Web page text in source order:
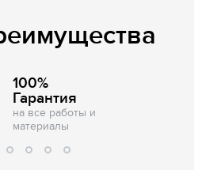
100%
Гарантия
на все работы и
материалы